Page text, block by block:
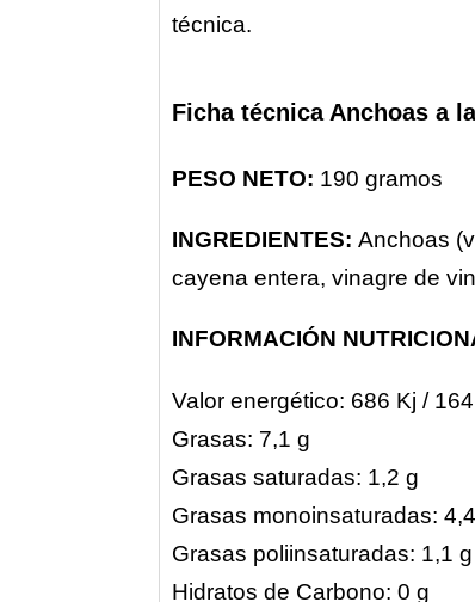
técnica.
Ficha técnica Anchoas a
PESO NETO: 190 gramos
INGREDIENTES: Anchoas
cayena entera, vinagre de
INFORMACIÓN
Valor energético: 686 Kj /
Grasas: 7,1 g
Grasas saturadas: 1,2 g
Grasas monoinsaturadas:
Grasas poliinsaturadas: 1,1 g
Hidratos de Carbono: 0 g